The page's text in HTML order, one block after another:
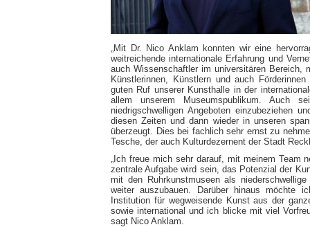
„Mit Dr. Nico Anklam konnten wir eine
weitreichende internationale Erfahrung und
auch Wissenschaftler im universitären Bereich,
Künstlerinnen, Künstlern und auch
guten Ruf unserer Kunsthalle in der
allem unserem Museumspublikum. Auch
niedrigschwelligen Angeboten einzubeziehen
diesen Zeiten und dann wieder in unseren
überzeugt. Dies bei fachlich sehr ernst zu
Tesche, der auch Kulturdezernent der Stadt
„Ich freue mich sehr darauf, mit meinem Team
zentrale Aufgabe wird sein, das Potenzial der
mit den Ruhrkunstmuseen als
weiter auszubauen. Darüber hinaus möchte
Institution für wegweisende Kunst aus der
sowie international und ich blicke mit viel
sagt Nico Anklam.